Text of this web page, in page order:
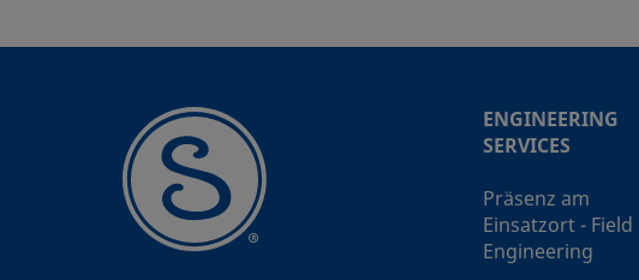
SS-6NBS8-G
SS-6NBF6
ENGINEERING
SERVICES
Präsenz am
Einsatzort - Field
Engineering